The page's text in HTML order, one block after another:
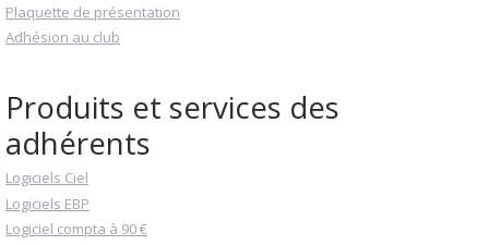
Plaquette de présentation
Adhésion au club
Produits et services des
adhérents
Logiciels Ciel
Logiciels EBP
Logiciel compta à 90 €